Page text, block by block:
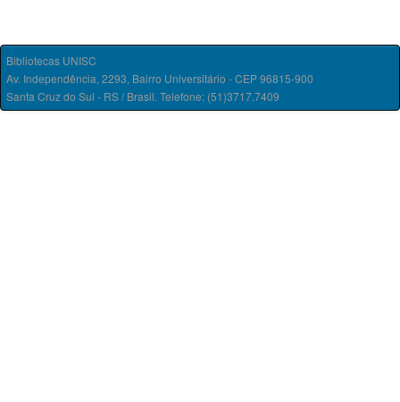
Bibliotecas UNISC
Av. Independência, 2293, Bairro Universitário - CEP 96815-900
Santa Cruz do Sul - RS / Brasil. Telefone: (51)3717.7409